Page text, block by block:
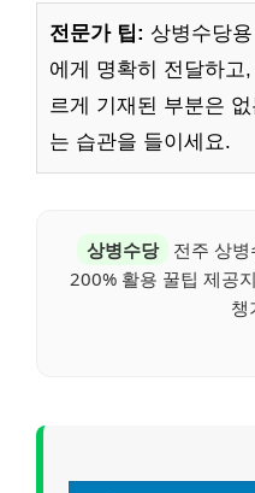
전문가 팁: 상병수당
에게 명확히 전달하고
르게 기재된 부분은
는 습관을 들이세요.
상병수당
전주 상
200% 활용 꿀팁 제공
챙